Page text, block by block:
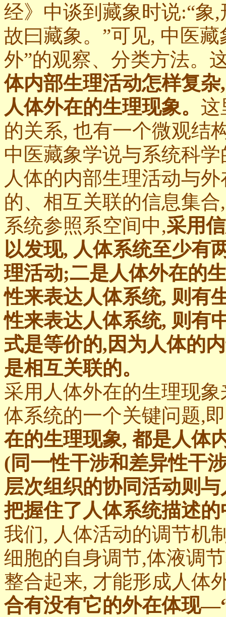
经》中谈到藏象时说:“象
故曰藏象。”可见, 中医
外”的观察、分类方法。
体内部生理活动怎样复
人体外在的生理现象。 这
的关系, 也有一个微观结
中医藏象学说与系统科
人体的内部生理活动与
的、相互关联的信息集
系统参照系空间中,采用
以发现, 人体系统至少有
理活动;二是人体外在的
性来表达人体系统, 则有
性来表达人体系统, 则有
式是等价的,因为人体的
是相互关联的。
采用人体外在的生理现
体系统的一个关键问题,
在的生理现象, 都是人体
(同一性干涉和差异性干
层次组织的协同活动则
把握住了人体系统描述
我们, 人体活动的调节机
细胞的自身调节,体液调
整合起来, 才能形成人体
合有没有它的外在体现